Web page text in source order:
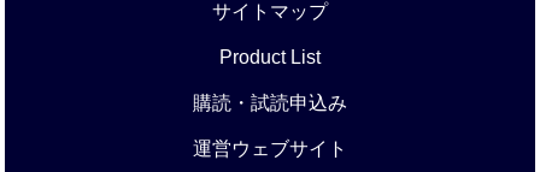
サイトマップ
Product List
購読・試読申込み
運営ウェブサイト